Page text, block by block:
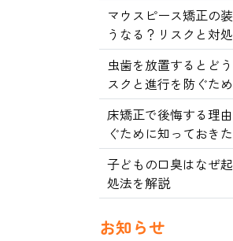
マウスピース矯正の
うなる？リスクと対
虫歯を放置するとど
スクと進行を防ぐた
床矯正で後悔する理
ぐために知っておき
子どもの口臭はなぜ
処法を解説
お知らせ